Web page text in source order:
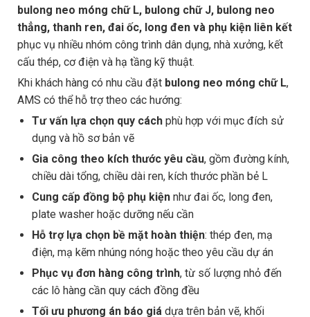
bulong neo móng chữ L, bulong chữ J, bulong neo
thẳng, thanh ren, đai ốc, long đen và phụ kiện liên kết
phục vụ nhiều nhóm công trình dân dụng, nhà xưởng, kết
cấu thép, cơ điện và hạ tầng kỹ thuật.
Khi khách hàng có nhu cầu đặt bulong neo móng chữ L,
AMS có thể hỗ trợ theo các hướng:
Tư vấn lựa chọn quy cáchphù hợp với mục đích sử
dụng và hồ sơ bản vẽ
Gia công theo kích thước yêu cầu, gồm đường kính,
chiều dài tổng, chiều dài ren, kích thước phần bẻ L
Cung cấp đồng bộ phụ kiệnnhư đai ốc, long đen,
plate washer hoặc dưỡng nếu cần
Hỗ trợ lựa chọn bề mặt hoàn thiện: thép đen, mạ
điện, mạ kẽm nhúng nóng hoặc theo yêu cầu dự án
Phục vụ đơn hàng công trình, từ số lượng nhỏ đến
các lô hàng cần quy cách đồng đều
Tối ưu phương án báo giá dựa trên bản vẽ, khối